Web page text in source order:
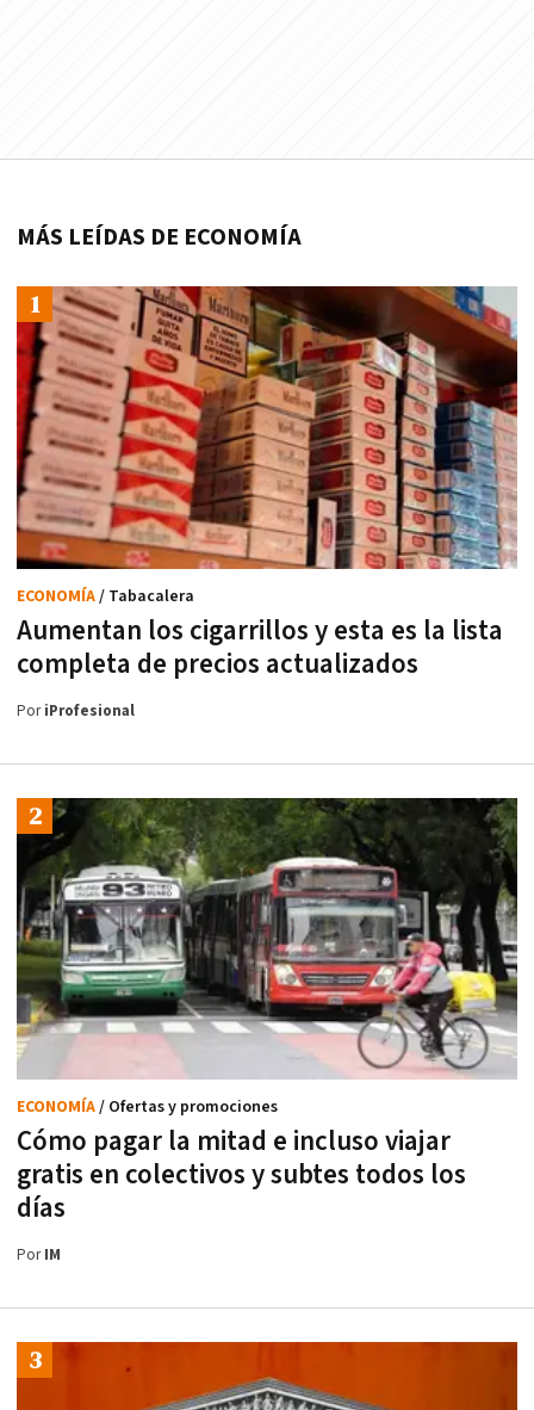
MÁS LEÍDAS DE ECONOMÍA
Aumentan los cigarrillos y esta es la lista
completa de precios actualizados
ECONOMÍA/ Tabacalera
PoriProfesional
Cómo pagar la mitad e incluso viajar
gratis en colectivos y subtes todos los
días
ECONOMÍA/ Ofertas y promociones
PorIM